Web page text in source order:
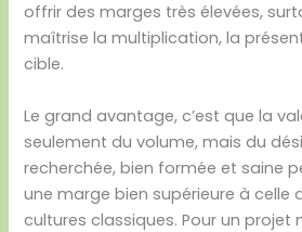
offrir des marges très élevées,
maîtrise la multiplication, la
cible.
Le grand avantage, c’est que la
seulement du volume, mais du
recherchée, bien formée et saine
une marge bien supérieure à celle
cultures classiques. Pour un